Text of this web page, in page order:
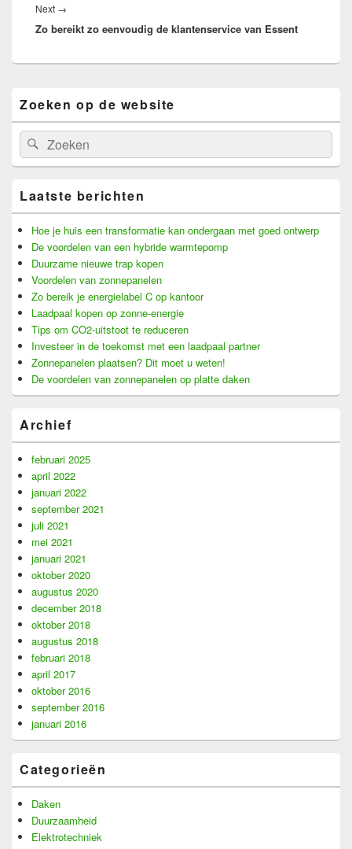
Next →
post:
Zo bereikt zo eenvoudig de klantenservice van Essent
Sidebar
Widget
Area
Zoeken op de website
Search
for:
Search
Laatste berichten
Hoe je huis een transformatie kan ondergaan met goed ontwerp
De voordelen van een hybride warmtepomp
Duurzame nieuwe trap kopen
Voordelen van zonnepanelen
Zo bereik je energielabel C op kantoor
Laadpaal kopen op zonne-energie
Tips om CO2-uitstoot te reduceren
Investeer in de toekomst met een laadpaal partner
Zonnepanelen plaatsen? Dit moet u weten!
De voordelen van zonnepanelen op platte daken
Archief
februari 2025
april 2022
januari 2022
september 2021
juli 2021
mei 2021
januari 2021
oktober 2020
augustus 2020
december 2018
oktober 2018
augustus 2018
februari 2018
april 2017
oktober 2016
september 2016
januari 2016
Categorieën
Daken
Duurzaamheid
Elektrotechniek